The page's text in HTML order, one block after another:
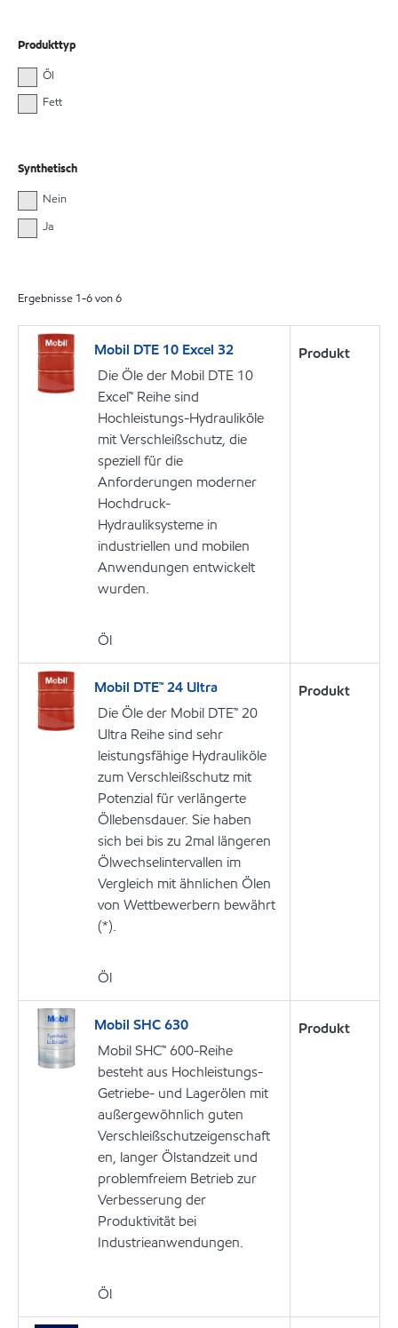
Produkttyp
Öl
Fett
Synthetisch
Nein
Ja
Ergebnisse 1-6von6
Mobil DTE 10 Excel 32
Die Öle der Mobil DTE 10
Excel™ Reihe sind
Hochleistungs-Hydrauliköle
mit Verschleißschutz, die
speziell für die
Anforderungen moderner
Hochdruck-
Hydrauliksysteme in
industriellen und mobilen
Anwendungen entwickelt
wurden.
Öl
Produkt
Mobil DTE™ 24 Ultra
Die Öle der Mobil DTE™ 20
Ultra Reihe sind sehr
leistungsfähige Hydrauliköle
zum Verschleißschutz mit
Potenzial für verlängerte
Öllebensdauer. Sie haben
sich bei bis zu 2mal längeren
Ölwechselintervallen im
Vergleich mit ähnlichen Ölen
von Wettbewerbern bewährt
(*).
Öl
Produkt
Mobil SHC 630
Mobil SHC™ 600-Reihe
besteht aus Hochleistungs-
Getriebe- und Lagerölen mit
außergewöhnlich guten
Verschleißschutzeigenschaft
en, langer Ölstandzeit und
problemfreiem Betrieb zur
Verbesserung der
Produktivität bei
Industrieanwendungen.
Öl
Produkt